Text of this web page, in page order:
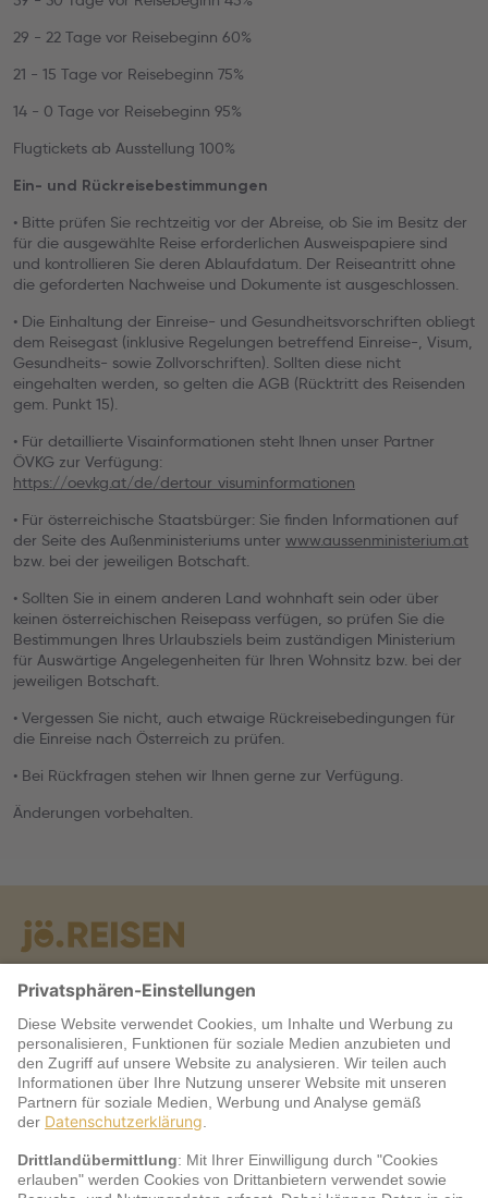
29 - 22 Tage vor Reisebeginn 60%
21 - 15 Tage vor Reisebeginn 75%
14 - 0 Tage vor Reisebeginn 95%
Flugtickets ab Ausstellung 100%
Ein- und Rückreisebestimmungen
• Bitte prüfen Sie rechtzeitig vor der Abreise, ob Sie im Besitz der
für die ausgewählte Reise erforderlichen Ausweispapiere sind
und kontrollieren Sie deren Ablaufdatum. Der Reiseantritt ohne
die geforderten Nachweise und Dokumente ist ausgeschlossen.
• Die Einhaltung der Einreise- und Gesundheitsvorschriften obliegt
dem Reisegast (inklusive Regelungen betreffend Einreise-, Visum,
Gesundheits- sowie Zollvorschriften). Sollten diese nicht
eingehalten werden, so gelten die AGB (Rücktritt des Reisenden
gem. Punkt 15).
• Für detaillierte Visainformationen steht Ihnen unser Partner
ÖVKG zur Verfügung:
https://oevkg.at/de/dertour_visuminformationen
• Für österreichische Staatsbürger: Sie finden Informationen auf
der Seite des Außenministeriums unter www.aussenministerium.at
bzw. bei der jeweiligen Botschaft.
• Sollten Sie in einem anderen Land wohnhaft sein oder über
keinen österreichischen Reisepass verfügen, so prüfen Sie die
Bestimmungen Ihres Urlaubsziels beim zuständigen Ministerium
für Auswärtige Angelegenheiten für Ihren Wohnsitz bzw. bei der
jeweiligen Botschaft.
• Vergessen Sie nicht, auch etwaige Rückreisebedingungen für
die Einreise nach Österreich zu prüfen.
• Bei Rückfragen stehen wir Ihnen gerne zur Verfügung.
Änderungen vorbehalten.
Warum jö?
Service
jö Bonus Club Partner